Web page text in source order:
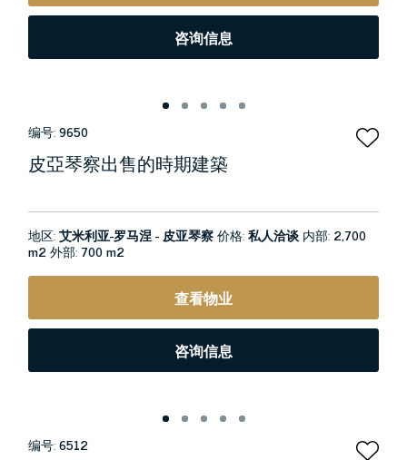
咨询信息
编号:9650
皮亞琴察出售的時期建築
地区:艾米利亚-罗马涅 - 皮亚琴察价格:私人洽谈 内部: 2,700
m2外部: 700 m2
查看物业
咨询信息
编号:6512